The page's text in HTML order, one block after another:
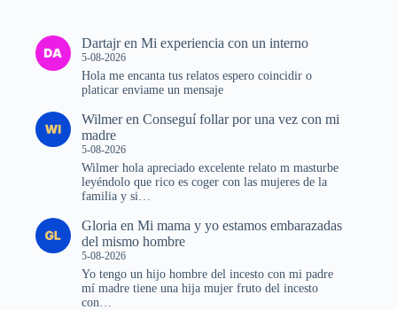
Dartajren Mi experiencia con un interno
5-08-2026
Hola me encanta tus relatos espero coincidir o
platicar enviame un mensaje
Wilmeren Conseguí follar por una vez con mi
madre
5-08-2026
Wilmer hola apreciado excelente relato m masturbe
leyéndolo que rico es coger con las mujeres de la
familia y si…
Gloria en Mi mama y yo estamos embarazadas
del mismo hombre
5-08-2026
Yo tengo un hijo hombre del incesto con mi padre
mí madre tiene una hija mujer fruto del incesto
con…